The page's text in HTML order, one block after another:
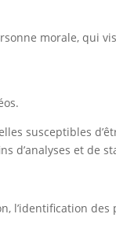
morale, qui
susceptibles
d’analyses et de
l’identification des